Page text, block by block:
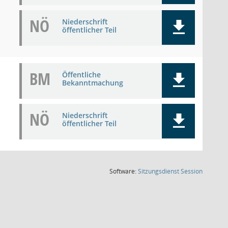
NÖ
Niederschrift
öffentlicher Teil
BM
Öffentliche
Bekanntmachung
NÖ
Niederschrift
öffentlicher Teil
Software:SitzungsdienstSession(Wird in